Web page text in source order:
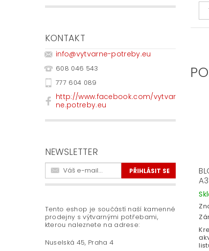
KONTAKT
info@vytvarne-potreby.eu
608 046 543
777 604 089
http://www.facebook.com/vytvar
ne.potreby.eu
NEWSLETTER
Tento eshop je součástí naší kamenné
prodejny s výtvarnými potřebami,
kterou naleznete na adrese:
Nuselská 45, Praha 4
A3